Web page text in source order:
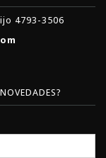
4793-3506